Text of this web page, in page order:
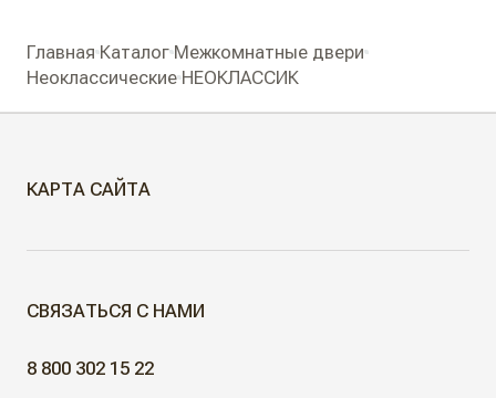
Главная Каталог Межкомнатные двери
Неоклассические НЕОКЛАССИК
КАРТА САЙТА
СВЯЗАТЬСЯ С НАМИ
8 800 302 15 22